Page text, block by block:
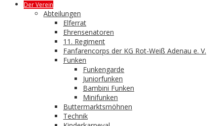
Der Verein
Abteilungen
Elferrat
Ehrensenatoren
11. Regiment
Fanfarencorps der KG Rot-Weiß Adenau e. V.
Funken
Funkengarde
Juniorfunken
Bambini Funken
Minifunken
Buttermarktsmöhnen
Technik